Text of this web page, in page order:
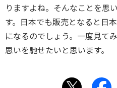
りますよね。そんなことを思
す。日本でも販売となると日
になるのでしょう。一度見て
思いを馳せたいと思います。